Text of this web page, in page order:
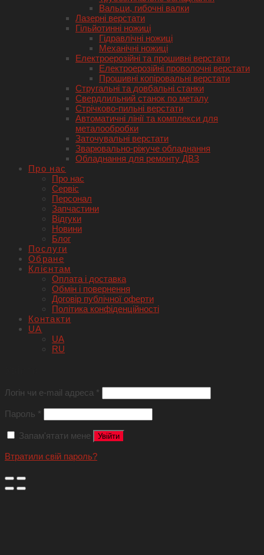
Вальци, гибочні валки
Лазерні верстати
Гільйотинні ножиці
Гідравлічні ножиці
Механічні ножиці
Електроерозійні та прошивні верстати
Електроерозійні проволочні верстати
Прошивні копіровальні верстати
Стругальні та довбальні станки
Свердлильний станок по металу
Стрічково-пильні верстати
Автоматичні лінії та комплекси для
металообробки
Заточувальні верстати
Зварювально-ріжуче обладнання
Обладнання для ремонту ДВЗ
Про нас
Про нас
Сервіс
Персонал
Запчастини
Відгуки
Новини
Блог
Послуги
Обране
Клієнтам
Оплата і доставка
Обмін і повернення
Договір публічної оферти
Політика конфіденційності
Контакти
UA
UA
RU
Логін чи e-mail адреса *
Пароль *
Запам'ятати мене Увійти
Втратили свій пароль?